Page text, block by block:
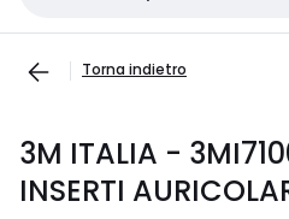
Torna indietro
3M ITALIA -
INSERTI